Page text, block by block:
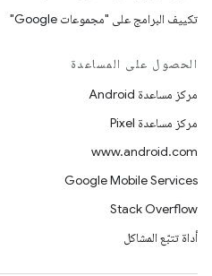
تكييف البرامج على "مجموعات Google"
الحصول على المساعدة
مركز مساعدة Android
مركز مساعدة Pixel
www.android.com
Google Mobile Services
Stack Overflow
أداة تتبّع المشاكل